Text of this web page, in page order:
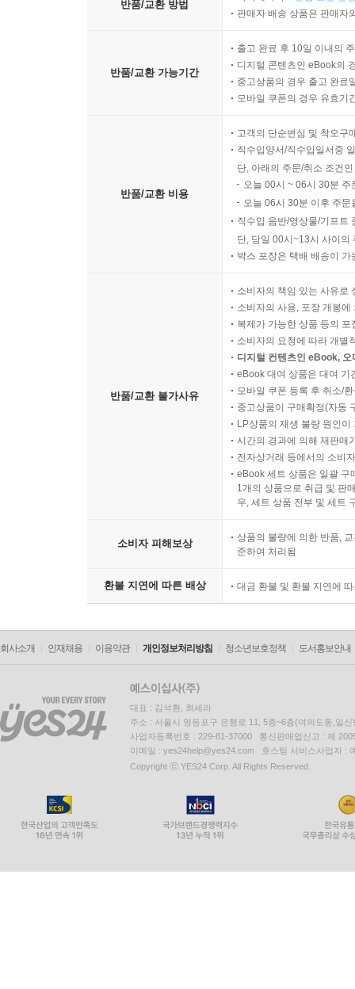
반품/교환 방법
판매자 배송 상품은 판매자
반품/교환 가능기간
출고 완료 후 10일 이내의
디지털 콘텐츠인 eBook의
중고상품의 경우 출고 완료
모바일 쿠폰의 경우 유효기
반품/교환 비용
고객의 단순변심 및 착오구
직수입양서/직수입일서중
단, 아래의 주문/취소 조건
오늘 00시 ~ 06시 30분
오늘 06시 30분 이후 주
직수입 음반/영상물/기프트
단, 당일 00시~13시 사이의
박스 포장은 택배 배송이
반품/교환 불가사유
소비자의 책임 있는 사유로
소비자의 사용, 포장 개봉
복제가 가능한 상품 등의
소비자의 요청에 따라 개별
디지털 컨텐츠인 eBook,
eBook 대여 상품은 대여 기
모바일 쿠폰 등록 후 취소/
중고상품이 구매확정(자동
LP상품의 재생 불량 원인
시간의 경과에 의해 재판매
전자상거래 등에서의 소비
eBook 세트 상품은 일괄 구
1개의 상품으로 취급 및 판
우, 세트 상품 전부 및 세트
소비자 피해보상
상품의 불량에 의한 반품,
준하여 처리됨
환불 지연에 따른 배상 대금 환불 및 환불 지연에
회사소개 인재채용 이용약관 개인정보처리방침 청소년보호정책 도서홍보안내
대표 : 김석환, 최세라
주소 : 서울시 영등포구 은행로 11, 5층~6층(여의도동,일신
사업자등록번호 : 229-81-37000 통신판매업신고 : 제
이메일 : yes24help@yes24.com 호스팅 서비스사업자 :
Copyright ⓒ YES24 Corp. All Rights Reserved.